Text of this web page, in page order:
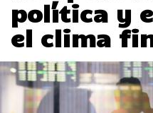
política y
el clima